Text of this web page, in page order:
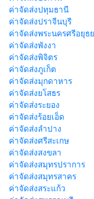
ค่าจัดส่งปทุมธานี
ค่าจัดส่งปราจีนบุรี
ค่าจัดส่งพระนครศรีอยุธ
ค่าจัดส่งพังงา
ค่าจัดส่งพิจิตร
ค่าจัดส่งภูเก็ต
ค่าจัดส่งมุกดาหาร
ค่าจัดส่งยโสธร
ค่าจัดส่งระยอง
ค่าจัดส่งร้อยเอ็ด
ค่าจัดส่งลำปาง
ค่าจัดส่งศรีสะเกษ
ค่าจัดส่งสงขลา
ค่าจัดส่งสมุทรปราการ
ค่าจัดส่งสมุทรสาคร
ค่าจัดส่งสระแก้ว